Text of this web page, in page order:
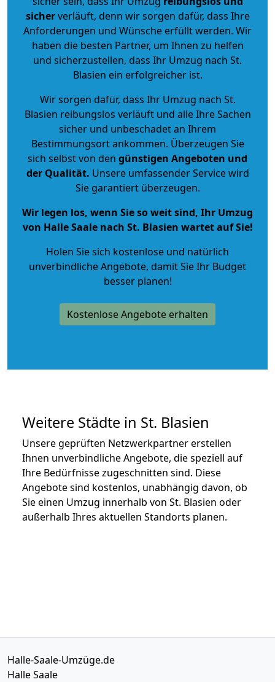
sicherverläuft, denn wir sorgen dafür, dass Ihre
Anforderungen und Wünsche erfüllt werden. Wir
haben die besten Partner, um Ihnen zu helfen
und sicherzustellen, dass Ihr Umzug nach St.
Blasien ein erfolgreicher ist.
Wir sorgen dafür, dass Ihr Umzug nach St.
Blasien reibungslos verläuft und alle Ihre Sachen
sicher und unbeschadet an Ihrem
Bestimmungsort ankommen. Überzeugen Sie
sich selbst von den günstigen Angeboten und
der Qualität. Unsere umfassender Service wird
Sie garantiert überzeugen.
Wir legen los, wenn Sie so weit sind, Ihr Umzug
von Halle Saale nach St. Blasien wartet auf Sie!
Holen Sie sich kostenlose und natürlich
unverbindliche Angebote, damit Sie Ihr Budget
besser planen!
Kostenlose Angebote erhalten
Weitere Städte in St. Blasien
Unsere geprüften Netzwerkpartner erstellen
Ihnen unverbindliche Angebote, die speziell auf
Ihre Bedürfnisse zugeschnitten sind. Diese
Angebote sind kostenlos, unabhängig davon, ob
Sie einen Umzug innerhalb von St. Blasien oder
außerhalb Ihres aktuellen Standorts planen.
Halle-Saale-Umzüge.de
Halle Saale